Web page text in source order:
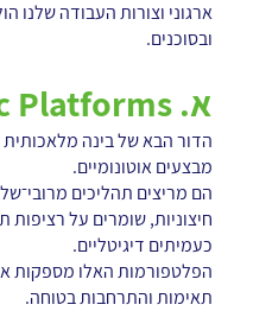
ובסוכנים.
א. Agentic Platforms
הדור הבא של בינה
מבצעים אוטונומיים.
הם מריצים תהליכים
חיצוניות, שומרים על
כעמיתים דיגיטליים.
הפלטפורמות האלו מספקות
תאימות והתרחבות בטוחה.